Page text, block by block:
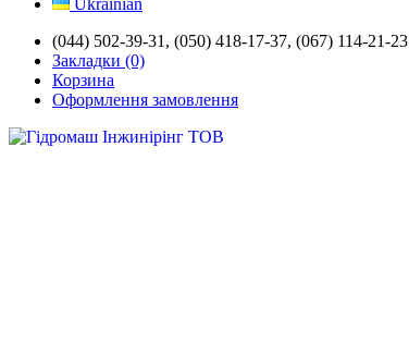
Ukrainian
(044) 502-39-31, (050) 418-17-37, (067) 114-21-23
Закладки (0)
Корзина
Оформлення замовлення